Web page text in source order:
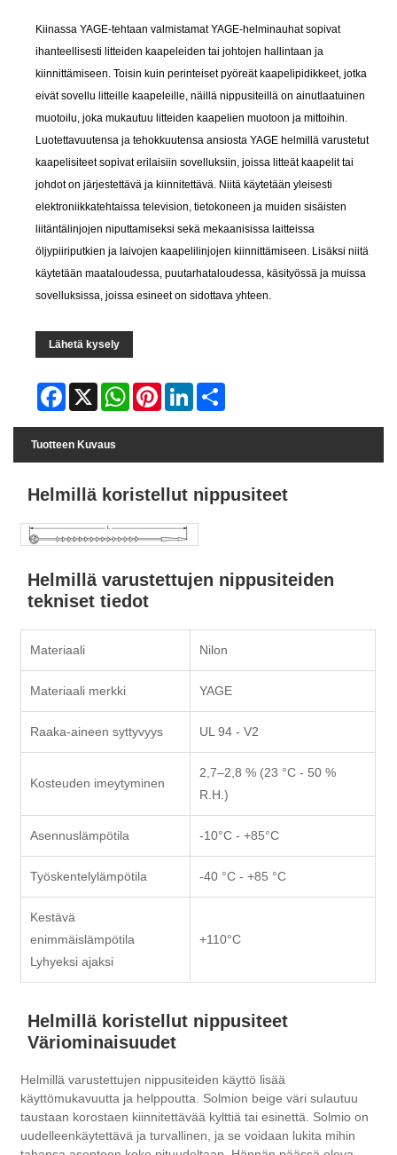
Kiinassa YAGE-tehtaan valmistamat YAGE-helminauhat sopivat
ihanteellisesti litteiden kaapeleiden tai johtojen hallintaan ja
kiinnittämiseen. Toisin kuin perinteiset pyöreät kaapelipidikkeet, jotka
eivät sovellu litteille kaapeleille, näillä nippusiteillä on ainutlaatuinen
muotoilu, joka mukautuu litteiden kaapelien muotoon ja mittoihin.
Luotettavuutensa ja tehokkuutensa ansiosta YAGE helmillä varustetut
kaapelisiteet sopivat erilaisiin sovelluksiin, joissa litteät kaapelit tai
johdot on järjestettävä ja kiinnitettävä. Niitä käytetään yleisesti
elektroniikkatehtaissa television, tietokoneen ja muiden sisäisten
liitäntälinjojen niputtamiseksi sekä mekaanisissa laitteissa
öljypiiriputkien ja laivojen kaapelilinjojen kiinnittämiseen. Lisäksi niitä
käytetään maataloudessa, puutarhataloudessa, käsityössä ja muissa
sovelluksissa, joissa esineet on sidottava yhteen.
Lähetä kysely
Facebook
X WhatsAppPinterestLinkedIn
Tuotteen Kuvaus
Helmillä koristellut nippusiteet
Helmillä varustettujen nippusiteiden
tekniset tiedot
Materiaali Nilon
Materiaali merkki YAGE
Raaka-aineen syttyvyys UL 94 - V2
Kosteuden imeytyminen
2,7–2,8 % (23 °C - 50 %
R.H.)
Asennuslämpötila -10°C - +85°C
Työskentelylämpötila -40 °C - +85 °C
Kestävä
enimmäislämpötila
Lyhyeksi ajaksi
+110°C
Helmillä koristellut nippusiteet
Väriominaisuudet
Helmillä varustettujen nippusiteiden käyttö lisää
käyttömukavuutta ja helppoutta. Solmion beige väri sulautuu
taustaan ​​korostaen kiinnitettävää kylttiä tai esinettä. Solmio on
uudelleenkäytettävä ja turvallinen, ja se voidaan lukita mihin